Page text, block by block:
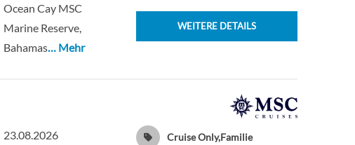
Ocean Cay MSC
Marine Reserve,
Bahamas… Mehr
WEITERE DETAILS
23.08.2026 Cruise Only,Familie